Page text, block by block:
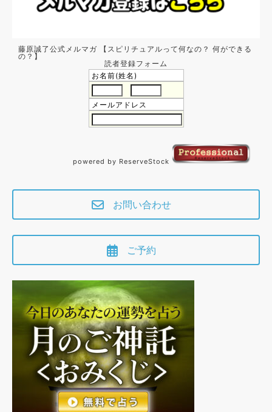
藤原誠了公式メルマガ 【スピリチュアルって何なの？ 何ができる
の？】
読者登録フォーム
お名前(姓名)
メールアドレス
powered by ReserveStock
お問い合わせ
ご予約